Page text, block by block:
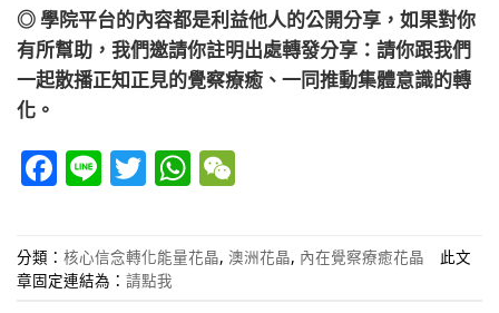
◎ 學院平台的內容都是利益他人的公開分享，如果對你
有所幫助，我們邀請你註明出處轉發分享：請你跟我們
一起散播正知正見的覺察療癒、一同推動集體意識的轉
化。
Facebook
LineTwitterWhatsApp
分類： 核心信念轉化能量花晶 澳洲花晶 內在覺察療癒花晶 此文
章固定連結為： 請點我